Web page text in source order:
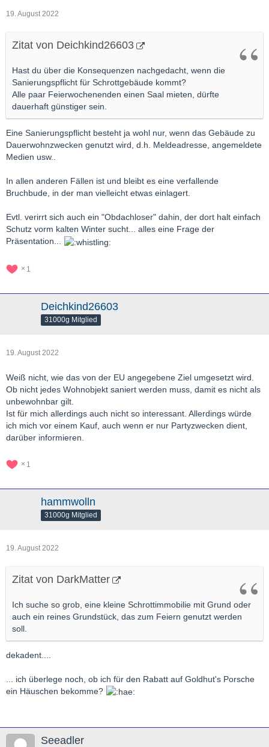
19. August 2022
Zitat von Deichkind26603
Hast du über die Konsequenzen nachgedacht, wenn die
Sanierungspflicht für Schrottgebäude kommt?
Alle paar Feierwochenenden einen Saal mieten, dürfte
dauerhaft günstiger sein.
Eine Sanierungspflicht besteht ja wohl nur, wenn das Gebäude zu
Dauerwohnzwecken genutzt wird, d.h. Meldeadresse, angemeldete
Medien usw..
In allen anderen Fällen ist und bleibt es eine verfallende
Bruchbude, in der man vielleicht etwas einlagert.
Evtl. verirrt sich auch ein "Obdachloser" dahin, der dort halt einfach
Schutz vorm kalten Winter sucht... alles eine Frage der
Präsentation...
1
Deichkind26603
31000g Mitglied
19. August 2022
Weiß nicht, wie das von der EU angegebene Ziel umgesetzt wird.
Ob nicht jedes Wohnobjekt saniert werden muss, damit es nicht als
unbewohnbar gilt.
Ist für mich allerdings auch nicht so interessant. Allerdings würde
ich mich vor einem Kauf, auch wenn er nur Partyzwecken dient,
darüber informieren.
1
hammwolln
31000g Mitglied
19. August 2022
Zitat von DarkMatter
Ich suche so grob, eine kleine Schrottimmobilie mit Grund oder
auch ein reines Grundstück, das zum Feiern genutzt werden
soll.
dekadent....
... ich überlege noch, ob ich für den Rabatt auf Goldhut's Porsche
ein Häuschen bekomme?
Seeadler